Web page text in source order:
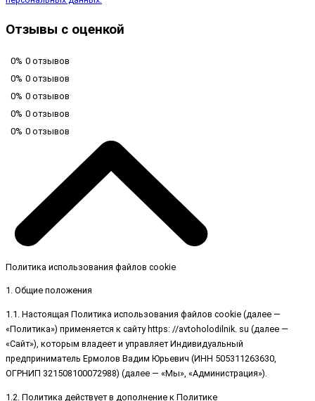
Отзывы с оценкой
0% 0 отзывов
0% 0 отзывов
0% 0 отзывов
0% 0 отзывов
0% 0 отзывов
Политика использования файлов cookie
1. Общие положения
1.1. Настоящая Политика использования файлов cookie (далее —
«Политика») применяется к сайту https: //avtoholodilnik. su (далее —
«Сайт»), которым владеет и управляет Индивидуальный
предприниматель Ермолов Вадим Юрьевич (ИНН 505311263630,
ОГРНИП 321508100072988) (далее — «Мы», «Администрация»).
1.2. Политика действует в дополнение к Политике